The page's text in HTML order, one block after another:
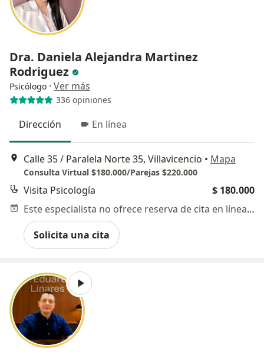
Dra. Daniela Alejandra Martinez
Rodriguez
Psicólogo · Ver más
336 opiniones
Dirección En línea
Calle 35 / Paralela Norte 35, Villavicencio • Mapa
Consulta Virtual $180.000/Parejas $220.000
Visita Psicología
$ 180.000
Este especialista no ofrece reserva de cita en línea en esta dirección.
Solicita una cita